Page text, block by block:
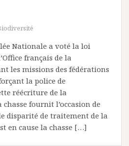
Nationale a voté la loi
français de la
les missions des fédérations
la police de
réécriture de la
fournit l’occasion de
disparité de traitement de la
en cause la chasse […]